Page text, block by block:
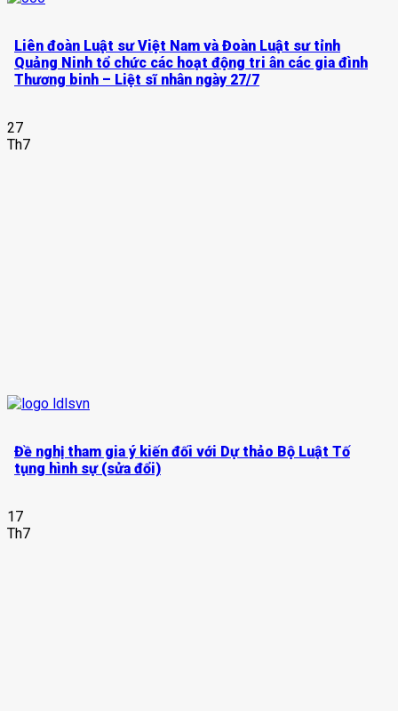
Liên đoàn Luật sư Việt Nam và Đoàn Luật sư tỉnh
Quảng Ninh tổ chức các hoạt động tri ân các gia đình
Thương binh – Liệt sĩ nhân ngày 27/7
27
Th7
Đề nghị tham gia ý kiến đối với Dự thảo Bộ Luật Tố
tụng hình sự (sửa đổi)
17
Th7